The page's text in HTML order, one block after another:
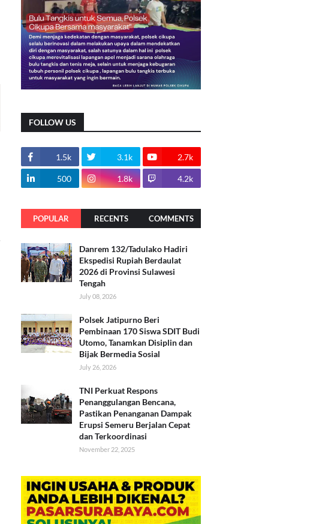
FOLLOW US
1.5k 3.1k 2.7k
500 1.8k 4.2k
POPULAR RECENTS COMMENTS
Danrem 132/Tadulako Hadiri
Ekspedisi Rupiah Berdaulat
2026 di Provinsi Sulawesi
Tengah
July 08, 2026
Polsek Jatipurno Beri
Pembinaan 170 Siswa SDIT Budi
Utomo, Tanamkan Disiplin dan
Bijak Bermedia Sosial
July 26, 2026
TNI Perkuat Respons
Penanggulangan Bencana,
Pastikan Penanganan Dampak
Erupsi Semeru Berjalan Cepat
dan Terkoordinasi
November 22, 2025